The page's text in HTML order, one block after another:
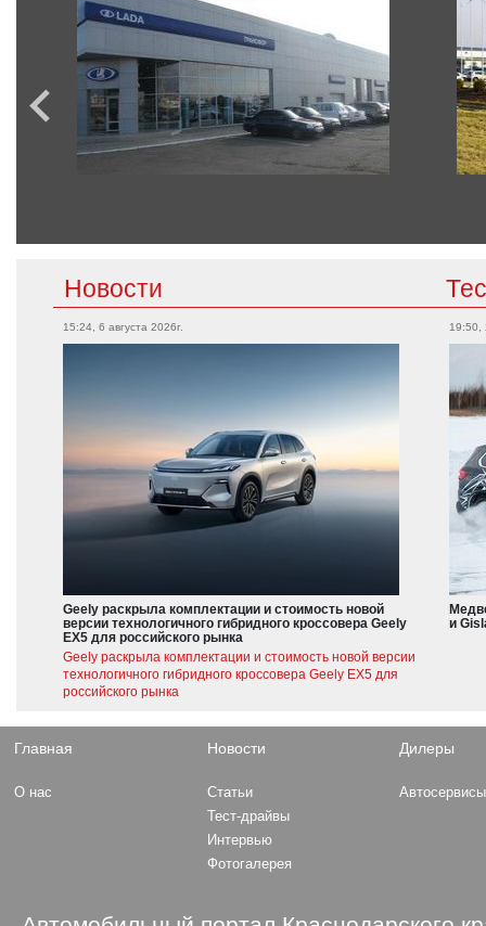
Новости
15:24, 6 августа 2026г.
Geely раскрыла комплектации и стоимость новой
версии технологичного гибридного кроссовера Geely
EX5 для российского рынка
Geely раскрыла комплектации и стоимость новой версии
технологичного гибридного кроссовера Geely EX5 для
российского рынка
19:50,
и
Главная
О нас
Новости
Статьи
Тест-драйвы
Интервью
Фотогалерея
Дилеры
Автосервисы